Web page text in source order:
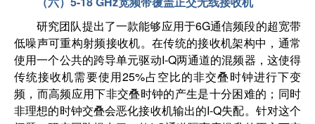
研究团队提出了一款能够应用于6G通信频段的超宽带
低噪声可重构射频接收机。在传统的接收机架构中，通常
使用一个公共的跨导单元驱动I-Q两通道的混频器，这使得
传统接收机需要使用25%占空比的非交叠时钟进行下变
频，而高频应用下非交叠时钟的产生是十分困难的；同时
非理想的时钟交叠会恶化接收机输出的I-Q失配。针对这个